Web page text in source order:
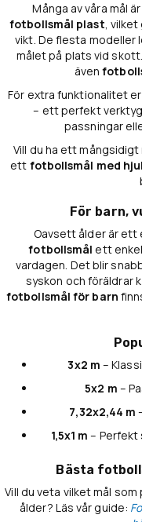
Många av våra mål
fotbollsmål plast, vilket
vikt. De flesta modeller
målet på plats vid
även
För extra funktionalitet
– ett perfekt
passningar
Vill du ha ett
ett fotbollsmål med hjul
För barn,
Oavsett ålder är ett
fotbollsmål ett
vardagen. Det blir
syskon och föräldrar
fotbollsmål för barn
3x2 m –
5x2 m –
7,32x2,44 m
1,5x1 m – Perfekt
Bästa
Vill du veta vilket mål
ålder? Läs vår guide: